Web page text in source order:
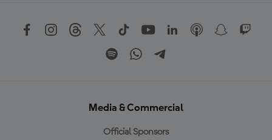
Media & Commercial
Official Sponsors